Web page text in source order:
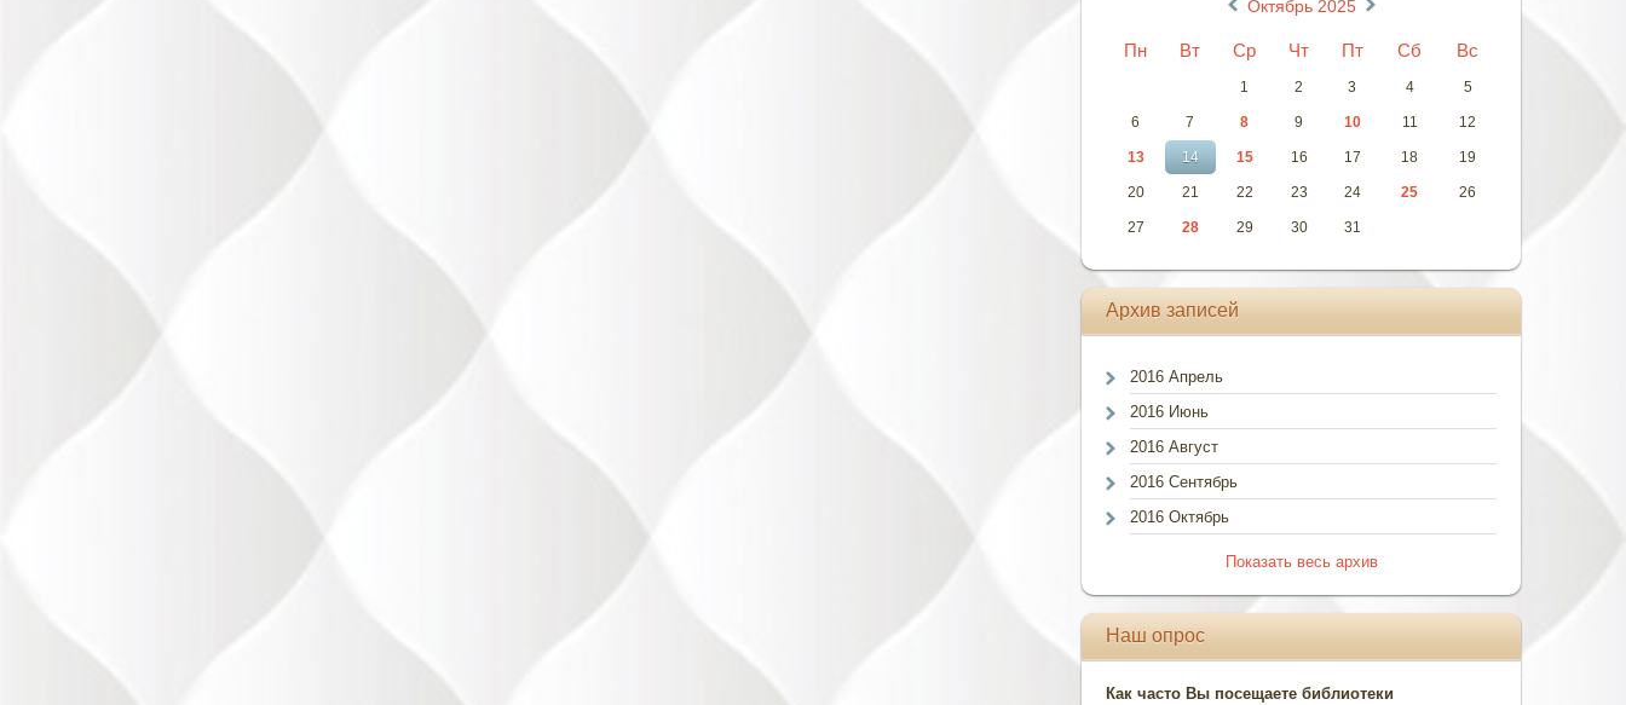
« Октябрь 2025 »
Пн Вт Ср Чт Пт Сб Вс
1 2 3 4 5
6 7 8 9 10 11 12
13 14 15 16 17 18 19
20 21 22 23 24 25 26
27 28 29 30 31
Архив записей
2016 Апрель
2016 Июнь
2016 Август
2016 Сентябрь
2016 Октябрь
Показать весь архив
Наш опрос
Как часто Вы посещаете библиотеки